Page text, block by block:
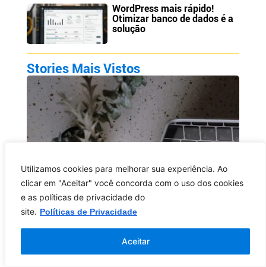
Utilizamos cookies para melhorar sua experiência. Ao
clicar em "Aceitar" você concorda com o uso dos cookies
e as políticas de privacidade do
site. Políticas de Privacidade
Aceitar
WordPress mais rápido!
Otimizar banco de dados é a
solução
Stories Mais Vistos